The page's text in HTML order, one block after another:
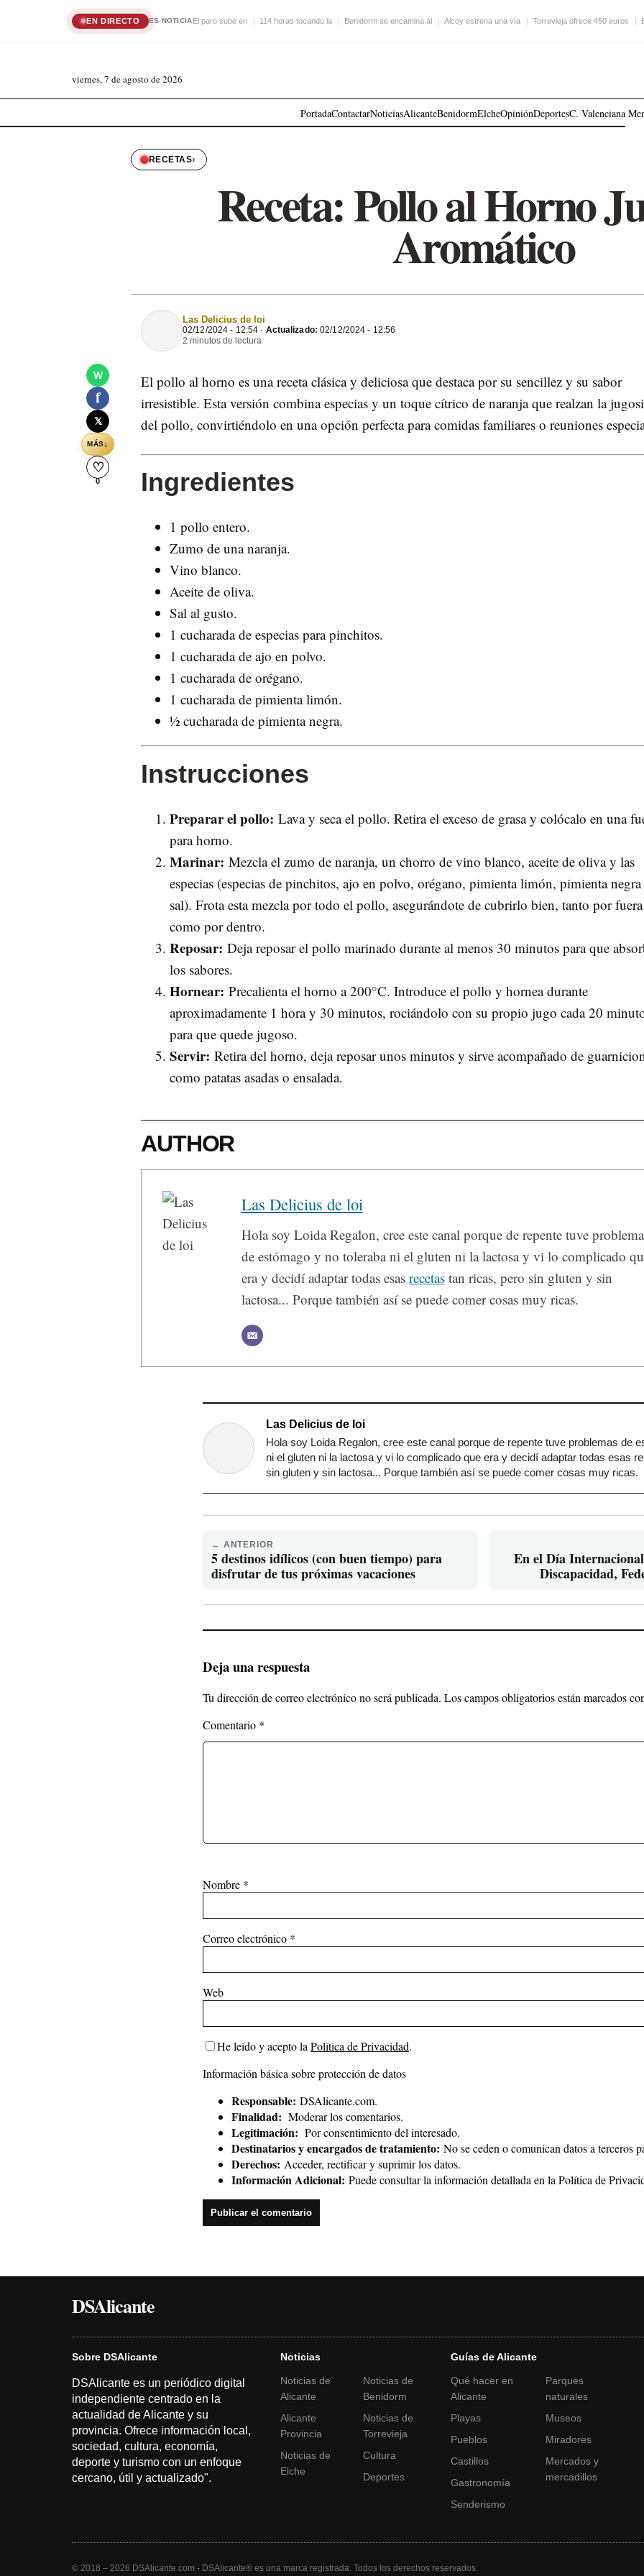
EN DIRECTO ES NOTICIAEl paro sube en 114 horas tocando la Benidorm se encamina al Alcoy estrena una vía Torrevieja ofrece 450 euros
viernes, 7 de agosto de 2026
PortadaContactarNoticiasAlicanteBenidormElcheOpiniónDeportesC. Valenciana
RECETAS›
Receta: Pollo al Horno
Aromático
W
f
𝕏
MÁS↓
♡
0
Las Delicius de loi
02/12/2024 - 12:54 · Actualizado: 02/12/2024 - 12:56
2 minutos de lectura
El pollo al horno es una receta clásica y deliciosa que destaca por su sencillez y su sabor
irresistible. Esta versión combina especias y un toque cítrico de naranja que realzan la
del pollo, convirtiéndolo en una opción perfecta para comidas familiares o reuniones
Ingredientes
1 pollo entero.
Zumo de una naranja.
Vino blanco.
Aceite de oliva.
Sal al gusto.
1 cucharada de especias para pinchitos.
1 cucharada de ajo en polvo.
1 cucharada de orégano.
1 cucharada de pimienta limón.
½ cucharada de pimienta negra.
Instrucciones
Preparar el pollo: Lava y seca el pollo. Retira el exceso de grasa y colócalo en una
para horno.
Marinar: Mezcla el zumo de naranja, un chorro de vino blanco, aceite de oliva y las
especias (especias de pinchitos, ajo en polvo, orégano, pimienta limón, pimienta
sal). Frota esta mezcla por todo el pollo, asegurándote de cubrirlo bien, tanto por fuera
como por dentro.
Reposar: Deja reposar el pollo marinado durante al menos 30 minutos para que
los sabores.
Hornear: Precalienta el horno a 200°C. Introduce el pollo y hornea durante
aproximadamente 1 hora y 30 minutos, rociándolo con su propio jugo cada 20
para que quede jugoso.
Servir: Retira del horno, deja reposar unos minutos y sirve acompañado de
como patatas asadas o ensalada.
AUTHOR
Las Delicius de loi
Hola soy Loida Regalon, cree este canal porque de repente tuve
de estómago y no toleraba ni el gluten ni la lactosa y vi lo complicado
era y decidí adaptar todas esas recetastan ricas, pero sin gluten y sin
lactosa... Porque también así se puede comer cosas muy ricas.
Las Delicius de loi
Hola soy Loida Regalon, cree este canal porque de repente tuve problemas de
ni el gluten ni la lactosa y vi lo complicado que era y decidí adaptar todas esas
sin gluten y sin lactosa... Porque también así se puede comer cosas muy ricas.
← ANTERIOR
5 destinos idílicos (con buen tiempo) para
disfrutar de tus próximas vacaciones
En el Día
Discapacidad,
personas con
Deja una respuesta
Tu dirección de correo electrónico no será publicada. Los campos obligatorios están marcados
Comentario *
Nombre *
Correo electrónico *
Web
He leído y acepto la Política de Privacidad.
Información básica sobre protección de datos
Responsable: DSAlicante.com.
Finalidad: Moderar los comentarios.
Legitimación: Por consentimiento del interesado.
Destinatarios y encargados de tratamiento: No se ceden o comunican datos a terceros
Derechos: Acceder, rectificar y suprimir los datos.
Información Adicional: Puede consultar la información detallada en la Política de
DSAlicante
Sobre DSAlicante
DSAlicante es un periódico digital
independiente centrado en la
actualidad de Alicante y su
provincia. Ofrece información local,
sociedad, cultura, economía,
deporte y turismo con un enfoque
cercano, útil y actualizado".
Noticias
Noticias de
Alicante
Alicante
Provincia
Noticias de
Elche
Noticias de
Benidorm
Noticias de
Torrevieja
Cultura
Deportes
Guías de Alicante
Qué hacer en
Alicante
Playas
Pueblos
Castillos
Gastronomía
Senderismo
Parques
naturales
Museos
Miradores
Mercados y
mercadillos
© 2018 – 2026 DSAlicante.com - DSAlicante® es una marca registrada. Todos los derechos reservados.